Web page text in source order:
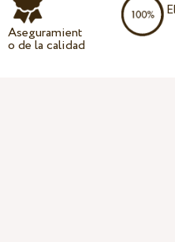
Aseguramient
o de la calidad